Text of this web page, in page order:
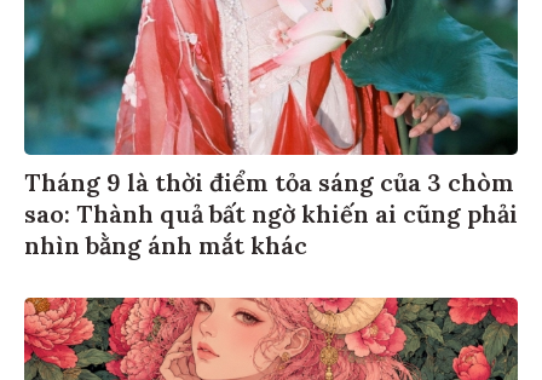
Tháng 9 là thời điểm tỏa sáng của 3 chòm
sao: Thành quả bất ngờ khiến ai cũng phải
nhìn bằng ánh mắt khác